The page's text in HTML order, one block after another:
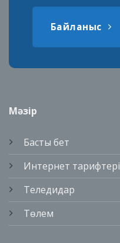
Байланыс
Мәзір
Басты бет
Интернет тарифтері
Теледидар
Төлем